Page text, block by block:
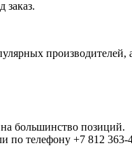
производителей,
большинство позиций.
по телефону +7 812 363-